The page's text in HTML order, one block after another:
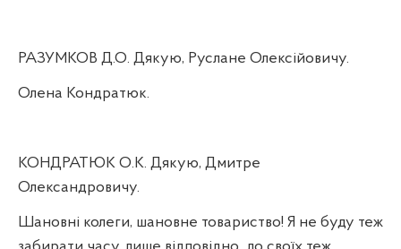
РАЗУМКОВ Д.О. Дякую, Руслане Олексійовичу.
Олена Кондратюк.
КОНДРАТЮК О.К. Дякую, Дмитре
Олександровичу.
Шановні колеги, шановне товариство! Я не буду теж